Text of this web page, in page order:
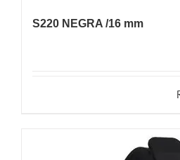
S220 NEGRA /16 mm